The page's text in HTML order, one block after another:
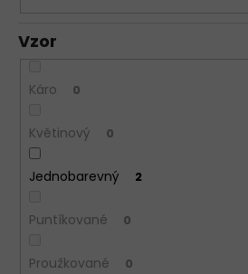
Vzor
Káro 0
Květinový 0
Jednobarevný 2
Puntíkované 0
Proužkované 0